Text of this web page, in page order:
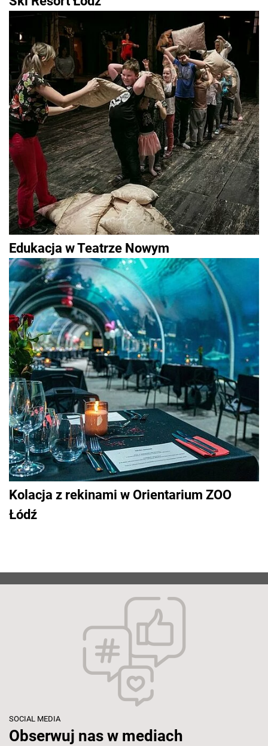
Edukacja w Teatrze Nowym
Kolacja z rekinami w Orientarium ZOO
Łódź
SOCIAL MEDIA
Obserwuj nas w mediach